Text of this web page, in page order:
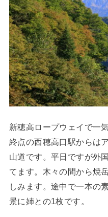
新穂高ロープウェイで一
終点の西穂高口駅からは
山道です。平日ですが外
てます。木々の間から焼
しみます。途中で一本の
景に姉との1枚です。